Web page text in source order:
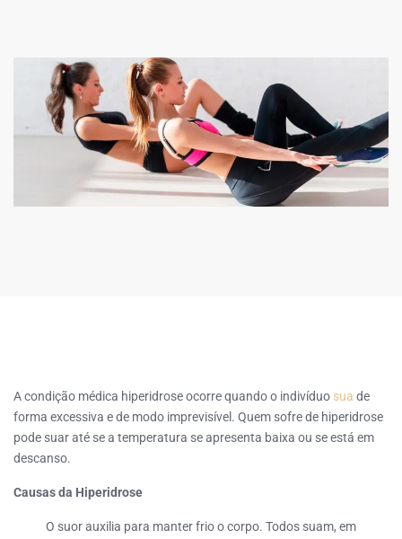
A condição médica hiperidrose ocorre quando o indivíduo sua de
forma excessiva e de modo imprevisível. Quem sofre de hiperidrose
pode suar até se a temperatura se apresenta baixa ou se está em
descanso.
Causas da Hiperidrose
O suor auxilia para manter frio o corpo. Todos suam, em